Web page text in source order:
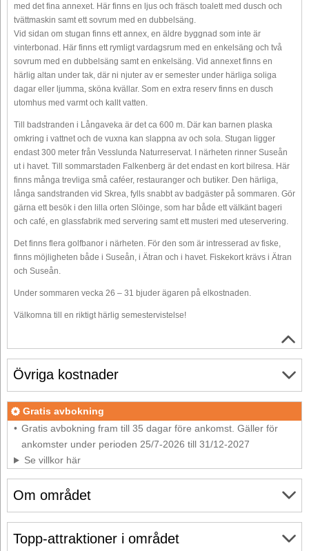
med det fina annexet. Här finns en ljus och fräsch toalett med dusch och
tvättmaskin samt ett sovrum med en dubbelsäng.
Vid sidan om stugan finns ett annex, en äldre byggnad som inte är
vinterbonad. Här finns ett rymligt vardagsrum med en enkelsäng och två
sovrum med en dubbelsäng samt en enkelsäng. Vid annexet finns en
härlig altan under tak, där ni njuter av er semester under härliga soliga
dagar eller ljumma, sköna kvällar. Som en extra reserv finns en dusch
utomhus med varmt och kallt vatten.
Till badstranden i Långaveka är det ca 600 m. Där kan barnen plaska
omkring i vattnet och de vuxna kan slappna av och sola. Stugan ligger
endast 300 meter från Vesslunda Naturreservat. I närheten rinner Suseån
ut i havet. Till sommarstaden Falkenberg är det endast en kort bilresa. Här
finns många trevliga små caféer, restauranger och butiker. Den härliga,
långa sandstranden vid Skrea, fylls snabbt av badgäster på sommaren. Gör
gärna ett besök i den lilla orten Slöinge, som har både ett välkänt bageri
och café, en glassfabrik med servering samt ett musteri med uteservering.
Det finns flera golfbanor i närheten. För den som är intresserad av fiske,
finns möjligheten både i Suseån, i Ätran och i havet. Fiskekort krävs i Ätran
och Suseån.
Under sommaren vecka 26 – 31 bjuder ägaren på elkostnaden.
Välkomna till en riktigt härlig semestervistelse!
Om området
Övriga kostnader
Gratis avbokning
Gratis avbokning fram till 35 dagar före ankomst. Gäller för
ankomster under perioden 25/7-2026 till 31/12-2027
Se villkor här
Topp-attraktioner i området